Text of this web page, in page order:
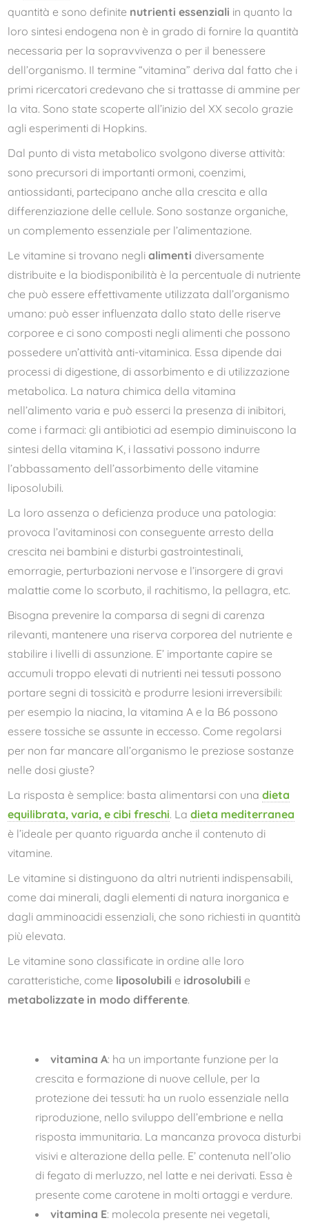
quantità e sono definite nutrienti essenziali in quanto la
loro sintesi endogena non è in grado di fornire la quantità
necessaria per la sopravvivenza o per il benessere
dell’organismo. Il termine “vitamina” deriva dal fatto che i
primi ricercatori credevano che si trattasse di ammine per
la vita. Sono state scoperte all’inizio del XX secolo grazie
agli esperimenti di Hopkins.
Dal punto di vista metabolico svolgono diverse attività:
sono precursori di importanti ormoni, coenzimi,
antiossidanti, partecipano anche alla crescita e alla
differenziazione delle cellule. Sono sostanze organiche,
un complemento essenziale per l’alimentazione.
Le vitamine si trovano neglialimenti diversamente
distribuite e la biodisponibilità è la percentuale di nutriente
che può essere effettivamente utilizzata dall’organismo
umano: può esser influenzata dallo stato delle riserve
corporee e ci sono composti negli alimenti che possono
possedere un’attività anti-vitaminica. Essa dipende dai
processi di digestione, di assorbimento e di utilizzazione
metabolica. La natura chimica della vitamina
nell’alimento varia e può esserci la presenza di inibitori,
come i farmaci: gli antibiotici ad esempio diminuiscono la
sintesi della vitamina K, i lassativi possono indurre
l’abbassamento dell’assorbimento delle vitamine
liposolubili.
La loro assenza o deficienza produce una patologia:
provoca l’avitaminosi con conseguente arresto della
crescita nei bambini e disturbi gastrointestinali,
emorragie, perturbazioni nervose e l’insorgere di gravi
malattie come lo scorbuto, il rachitismo, la pellagra, etc.
Bisogna prevenire la comparsa di segni di carenza
rilevanti, mantenere una riserva corporea del nutriente e
stabilire i livelli di assunzione. E’ importante capire se
accumuli troppo elevati di nutrienti nei tessuti possono
portare segni di tossicità e produrre lesioni irreversibili:
per esempio la niacina, la vitamina A e la B6 possono
essere tossiche se assunte in eccesso. Come regolarsi
per non far mancare all’organismo le preziose sostanze
nelle dosi giuste?
La risposta è semplice: basta alimentarsi con unadieta
equilibrata, varia, e cibi freschi. Ladieta mediterranea
è l’ideale per quanto riguarda anche il contenuto di
vitamine.
Le vitamine si distinguono da altri nutrienti indispensabili,
come dai minerali, dagli elementi di natura inorganica e
dagli amminoacidi essenziali, che sono richiesti in quantità
più elevata.
Le vitamine sono classificate in ordine alle loro
caratteristiche, come liposolubili e idrosolubili e
metabolizzate in modo differente.
vitamina A: ha un importante funzione per la
crescita e formazione di nuove cellule, per la
protezione dei tessuti: ha un ruolo essenziale nella
riproduzione, nello sviluppo dell’embrione e nella
risposta immunitaria. La mancanza provoca disturbi
visivi e alterazione della pelle. E’ contenuta nell’olio
di fegato di merluzzo, nel latte e nei derivati. Essa è
presente come carotene in molti ortaggi e verdure.
vitamina E: molecola presente nei vegetali,